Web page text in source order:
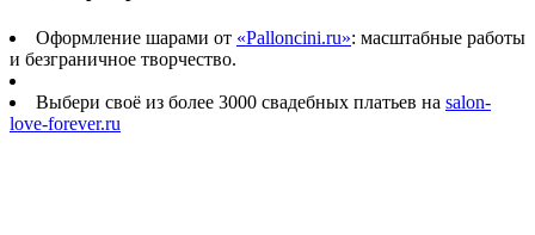
Оформление шарами от «Palloncini.ru»: масштабные работы
и безграничное творчество.
Выбери своё из более 3000 свадебных платьев на salon-
love-forever.ru